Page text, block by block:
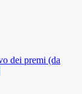
dei premi (da